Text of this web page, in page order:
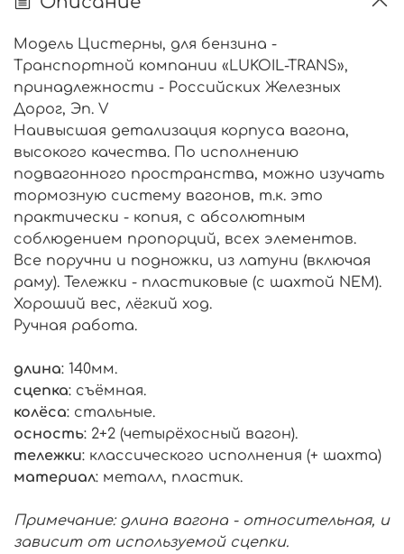
Модель Цистерны, для бензина -
Транспортной компании «LUKOIL-TRANS»,
принадлежности - Российских Железных
Дорог, Эп. V
Наивысшая детализация корпуса вагона,
высокого качества. По исполнению
подвагонного пространства, можно изучать
тормозную систему вагонов, т.к. это
практически - копия, с абсолютным
соблюдением пропорций, всех элементов.
Все поручни и подножки, из латуни (включая
раму). Тележки - пластиковые (с шахтой NEM).
Хороший вес, лёгкий ход.
Ручная работа.
длина: 140мм.
сцепка: съёмная.
колёса: стальные.
осность: 2+2 (четырёхосный вагон).
тележки: классического исполнения (+ шахта)
материал: металл, пластик.
Примечание: длина вагона - относительная, и
зависит от используемой сцепки.